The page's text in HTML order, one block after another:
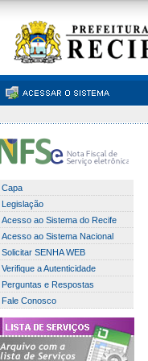
Capa
Legislação
Acesso ao Sistema do Recife
Acesso ao Sistema Nacional
Solicitar SENHA WEB
Verifique a Autenticidade
Perguntas e Respostas
Fale Conosco